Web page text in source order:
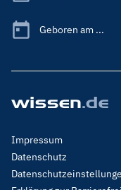
Geboren am ...
Footer
Menu
Legal
Impressum
Datenschutz